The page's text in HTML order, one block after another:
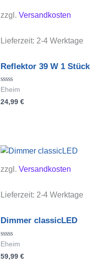
zzgl. Versandkosten
Lieferzeit: 2-4 Werktage
Reflektor 39 W 1 Stück
Bewertet
0
Eheim
24,99 €
zzgl. Versandkosten
Lieferzeit: 2-4 Werktage
Dimmer classicLED
Bewertet
0
Eheim
59,99 €